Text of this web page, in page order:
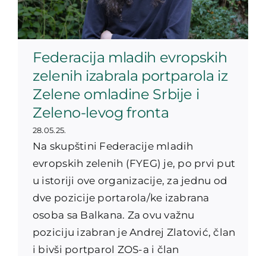
Federacija mladih evropskih
zelenih izabrala portparola iz
Zelene omladine Srbije i
Zeleno-levog fronta
28.05.25.
Na skupštini Federacije mladih
evropskih zelenih (FYEG) je, po prvi put
u istoriji ove organizacije, za jednu od
dve pozicije portarola/ke izabrana
osoba sa Balkana. Za ovu važnu
poziciju izabran je Andrej Zlatović, član
i bivši portparol ZOS-a i član